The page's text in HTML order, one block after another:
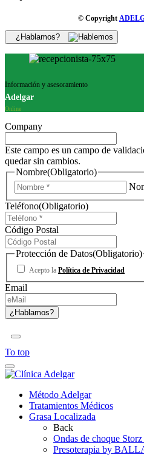
© Copyright
¿Hablamos?
Información y asesoramiento
Adelgar
Online
Company
Este campo es un campo de
quedar sin cambios.
Nombre(Obligatorio)
Teléfono(Obligatorio)
Código Postal
Protección de Datos(Obligatorio)
Acepto la Política de Privacidad
Email
To top
Método Adelgar
Tratamientos Médicos
Grasa Localizada
Back
Ondas de choque
Presoterapia by